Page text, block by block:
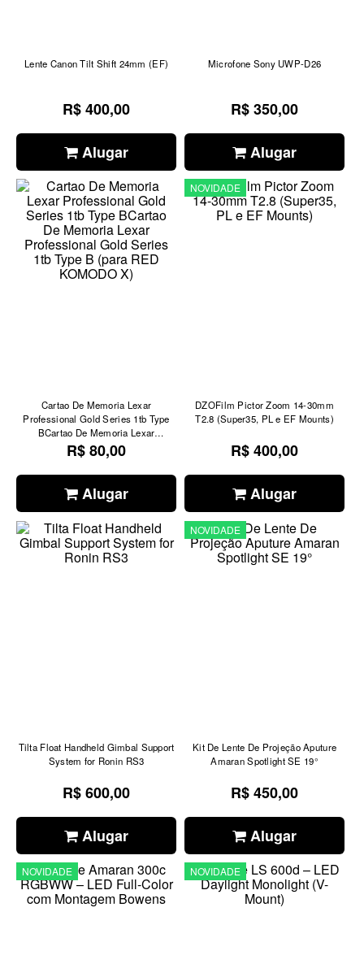
Lente Canon Tilt Shift 24mm (EF)
R$ 400,00
Alugar
Microfone Sony UWP-D26
R$ 350,00
Alugar
Cartao De Memoria Lexar
Professional Gold Series 1tb Type
BCartao De Memoria Lexar
Professional Gold Series 1tb Type B
(para RED KOMODO X)
R$ 80,00
Alugar
NOVIDADE
DZOFilm Pictor Zoom 14-30mm
T2.8 (Super35, PL e EF Mounts)
R$ 400,00
Alugar
Tilta Float Handheld Gimbal Support
System for Ronin RS3
R$ 600,00
Alugar
NOVIDADE
Kit De Lente De Projeção Aputure
Amaran Spotlight SE 19°
R$ 450,00
Alugar
NOVIDADE NOVIDADE